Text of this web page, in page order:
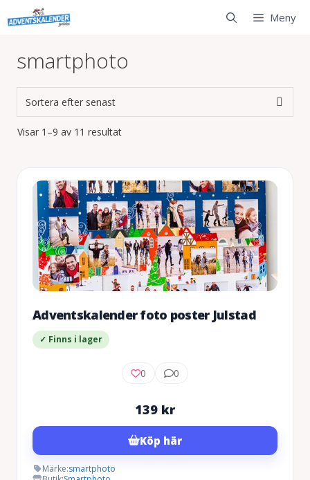
Hoppa
till
Meny
smartphoto
Visar 1–9 av 11 resultatSortera
Adventskalender foto poster Julstad
✓ Finns i lager
0 0
139 kr
Köp här
Märke:smartphoto